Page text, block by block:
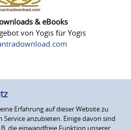
& eBooks
von Yogis für Yogis
Erfahrung auf dieser Website zu
anzubieten. Einige davon sind
die einwandfreie Funktion unserer